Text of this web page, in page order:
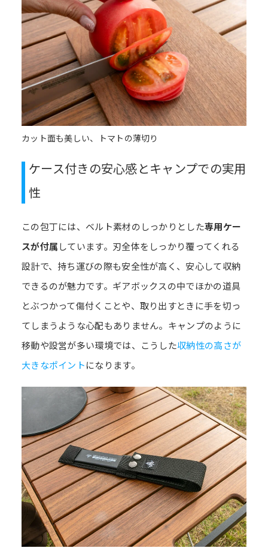
カット面も美しい、トマトの薄切り
ケース付きの安心感とキャンプでの実用
性
この包丁には、ベルト素材のしっかりとした専用ケー
スが付属しています。刃全体をしっかり覆ってくれる
設計で、持ち運びの際も安全性が高く、安心して収納
できるのが魅力です。ギアボックスの中でほかの道具
とぶつかって傷付くことや、取り出すときに手を切っ
てしまうような心配もありません。キャンプのように
移動や設営が多い環境では、こうした収納性の高さが
大きなポイントになります。